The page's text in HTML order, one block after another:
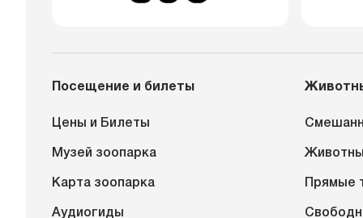
Посещение и билеты
Цены и Билеты
Музей зоопарка
Карта зоопарка
Аудиогиды
Прямые